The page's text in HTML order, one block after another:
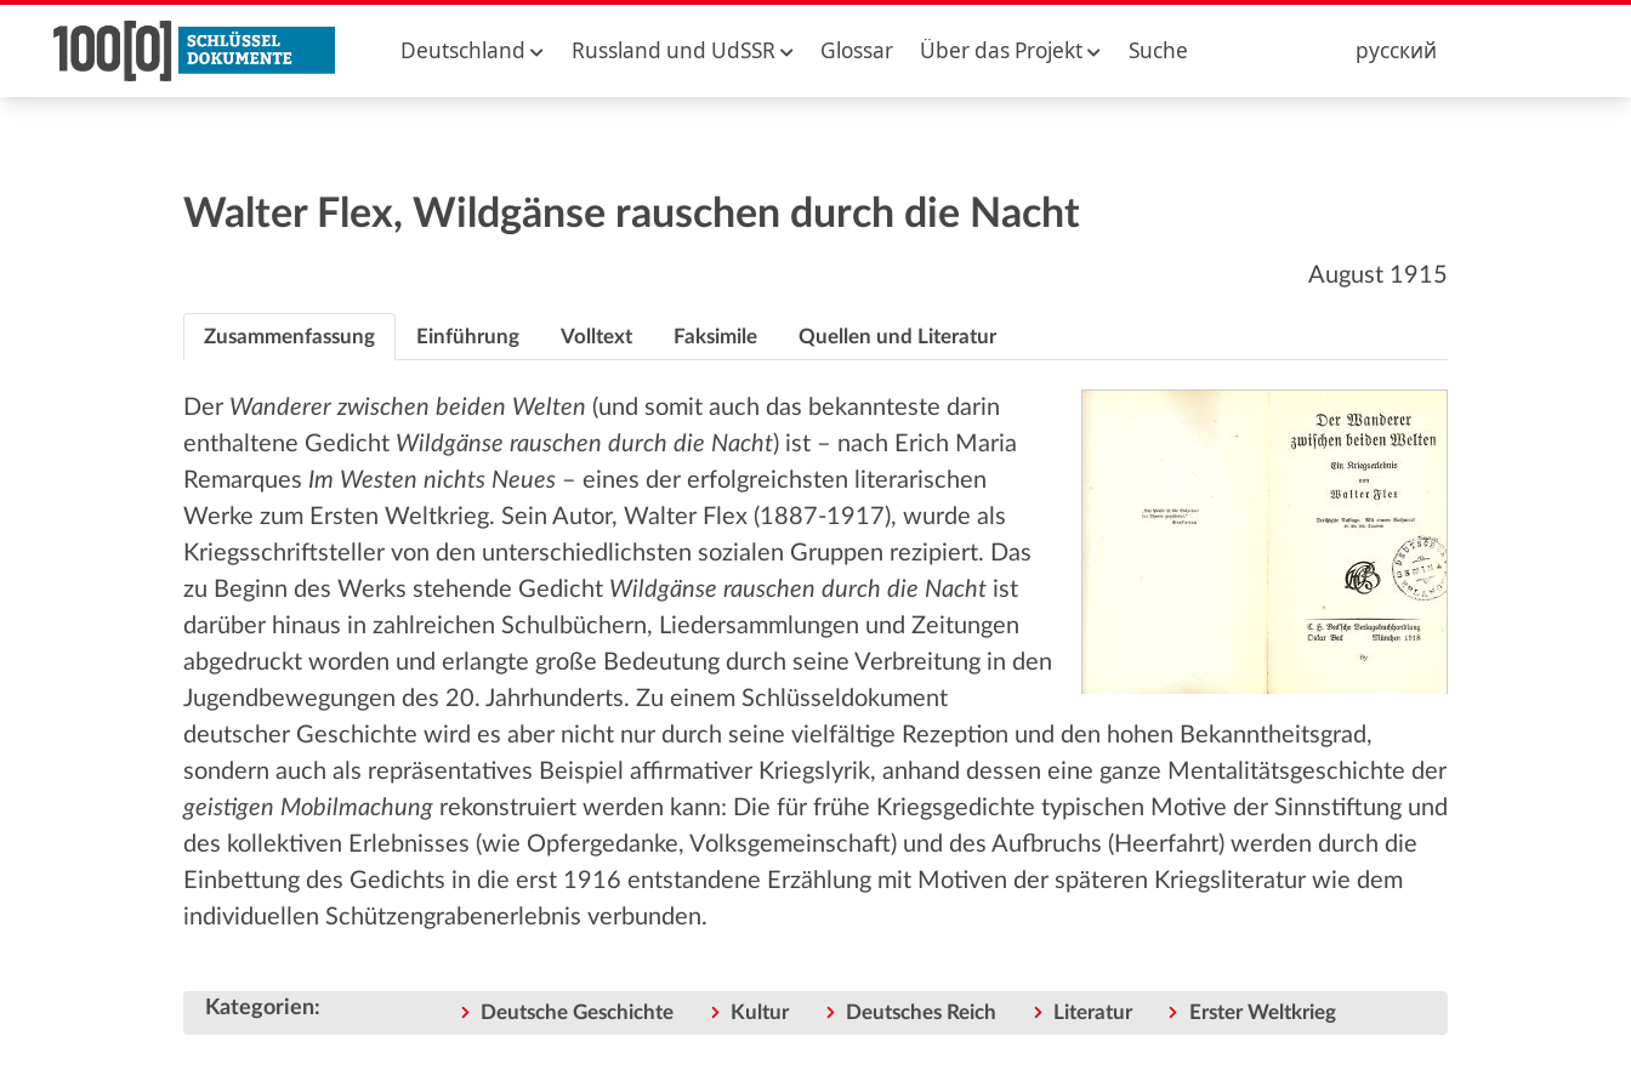
Deutschland Russland und UdSSR Glossar Über das Projekt Suche русский
Walter Flex, Wildgänse rauschen durch die Nacht
August 1915
Zusammenfassung Einführung Volltext Faksimile Quellen und Literatur
Der Wanderer zwischen beiden Welten (und somit auch das bekannteste darin
enthaltene Gedicht Wildgänse rauschen durch die Nacht) ist – nach Erich Maria
Remarques Im Westen nichts Neues– eines der erfolgreichsten literarischen
Werke zum Ersten Weltkrieg. Sein Autor, Walter Flex (1887-1917), wurde als
Kriegsschriftsteller von den unterschiedlichsten sozialen Gruppen rezipiert. Das
zu Beginn des Werks stehende Gedicht Wildgänse rauschen durch die Nachtist
darüber hinaus in zahlreichen Schulbüchern, Liedersammlungen und Zeitungen
abgedruckt worden und erlangte große Bedeutung durch seine Verbreitung in den
Jugendbewegungen des 20. Jahrhunderts. Zu einem Schlüsseldokument
deutscher Geschichte wird es aber nicht nur durch seine vielfältige Rezeption und den hohen Bekanntheitsgrad,
sondern auch als repräsentatives Beispiel affirmativer Kriegslyrik, anhand dessen eine ganze Mentalitätsgeschichte der
geistigen Mobilmachungrekonstruiert werden kann: Die für frühe Kriegsgedichte typischen Motive der Sinnstiftung und
des kollektiven Erlebnisses (wie Opfergedanke, Volksgemeinschaft) und des Aufbruchs (Heerfahrt) werden durch die
Einbettung des Gedichts in die erst 1916 entstandene Erzählung mit Motiven der späteren Kriegsliteratur wie dem
individuellen Schützengrabenerlebnis verbunden.
Kategorien: Deutsche Geschichte Kultur Deutsches Reich Literatur Erster Weltkrieg